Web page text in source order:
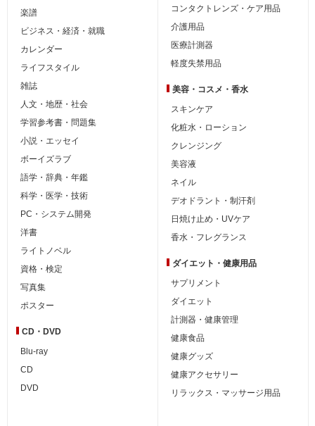
楽譜
ビジネス・経済・就職
カレンダー
ライフスタイル
雑誌
人文・地歴・社会
学習参考書・問題集
小説・エッセイ
ボーイズラブ
語学・辞典・年鑑
科学・医学・技術
PC・システム開発
洋書
ライトノベル
資格・検定
写真集
ポスター
CD・DVD
Blu-ray
CD
DVD
コンタクトレンズ・ケア用品
介護用品
医療計測器
軽度失禁用品
美容・コスメ・香水
スキンケア
化粧水・ローション
クレンジング
美容液
ネイル
デオドラント・制汗剤
日焼け止め・UVケア
香水・フレグランス
ダイエット・ 健康用品
サプリメント
ダイエット
計測器・健康管理
健康食品
健康グッズ
健康アクセサリー
リラックス・マッサージ用品